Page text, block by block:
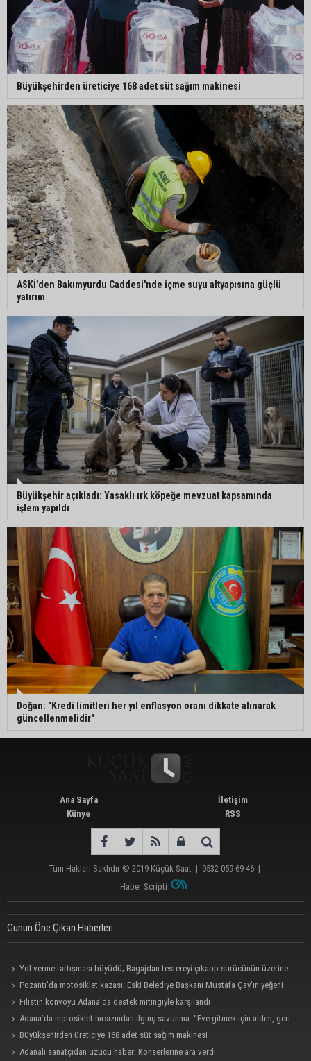
Büyükşehirden üreticiye 168 adet süt sağım makinesi
ASKİ'den Bakımyurdu Caddesi'nde içme suyu altyapısına güçlü
yatırım
Büyükşehir açıkladı: Yasaklı ırk köpeğe mevzuat kapsamında
işlem yapıldı
Doğan: "Kredi limitleri her yıl enflasyon oranı dikkate alınarak
güncellenmelidir"
Ana Sayfa
Künye
İletişim
RSS
Tüm Hakları Saklıdır © 2019 Küçük Saat | 0532 059 69 46 |
Haber Scripti
Günün Öne Çıkan Haberleri
Yol verme tartışması büyüdü; Bagajdan testereyi çıkarıp sürücünün üzerine
yürüdü
Pozantı’da motosiklet kazası: Eski Belediye Başkanı Mustafa Çay’ın yeğeni
hayatını kaybetti
Filistin konvoyu Adana'da destek mitingiyle karşılandı
Adana’da motosiklet hırsızından ilginç savunma: “Eve gitmek için aldım, geri
verecektim”
Büyükşehirden üreticiye 168 adet süt sağım makinesi
Adanalı sanatçıdan üzücü haber: Konserlerine ara verdi